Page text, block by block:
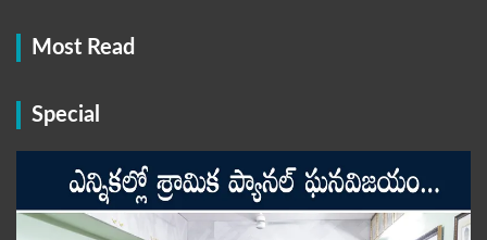
Most Read
Special